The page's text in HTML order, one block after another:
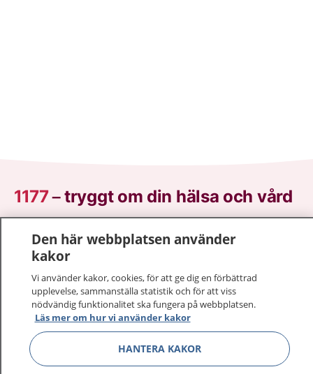
1177–tryggt om din hälsa och vård
sjukdomar och vilka mottagningar du kan kontakta.
Logga in för att läsa din journal och göra dina
vårdärenden. Ring telefonnummer 1177 för
sjukvårdsrådgivning dygnet runt.
1177 ger dig råd när du vill må bättre.
Den här webbplatsen använder
kakor
Vi använder kakor, cookies, för att ge dig en förbättrad
upplevelse, sammanställa statistik och för att viss
nödvändig funktionalitet ska fungera på webbplatsen.
Läs mer om hur vi använder kakor
HANTERA KAKOR